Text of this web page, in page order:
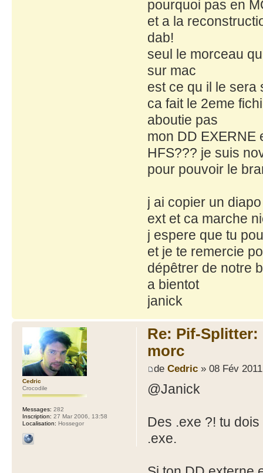
pourquoi pas en
et a la
dab!
seul le morceau
sur mac
est ce qu il le sera
ca fait le 2eme
aboutie pas
mon DD EXERNE
HFS??? je suis
pour pouvoir le
j ai copier un
ext et ca marche
j espere que tu
et je te remercie
dépêtrer de notre
a bientot
janick
Re: Pif-
morc
de Cedric» 08 Fév
@Janick
Des .exe ?! tu
.exe.
Cedric
Crocodile
Messages: 282
Inscription: 27 Mar 2006, 13:58
Localisation: Hossegor